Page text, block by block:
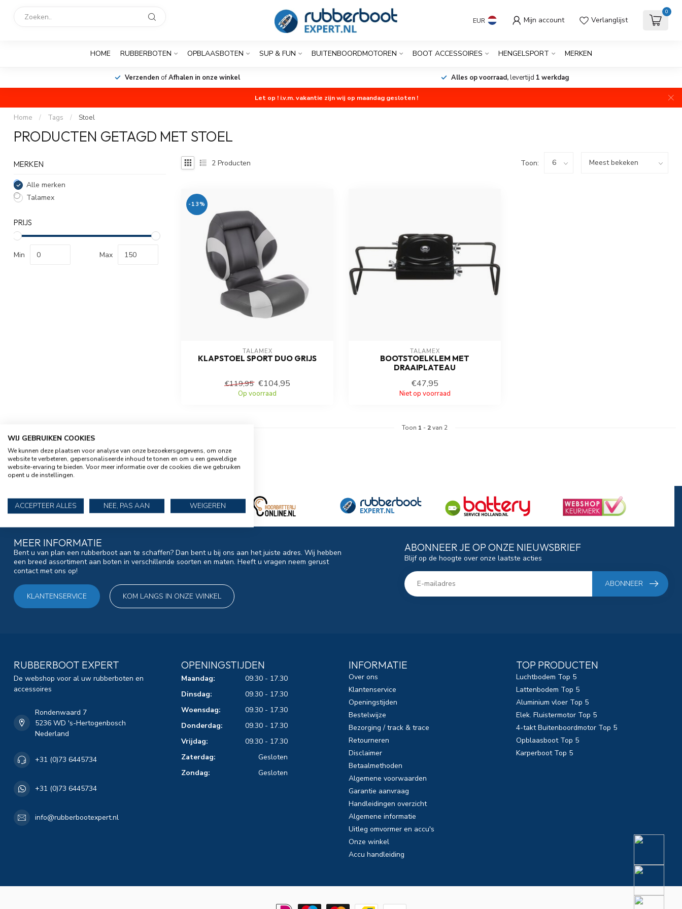
EUR Mijn account Verlanglijst
0
HOME RUBBERBOTEN OPBLAASBOTEN SUP & FUN BUITENBOORDMOTOREN BOOT ACCESSOIRES HENGELSPORT MERKEN
Verzenden ofAfhalen in onze winkel Alles op voorraad,levertijd 1 werkdag
Let op ! i.v.m. vakantie zijn wij op maandag gesloten !
Home / Tags / Stoel
PRODUCTEN GETAGD MET STOEL
MERKEN
Alle merken
Talamex
PRIJS
Min Max
2 Producten Toon:
-13%
TALAMEX
KLAPSTOEL SPORT DUO GRIJS
€119,95 €104,95
Op voorraad
TALAMEX
BOOTSTOELKLEM MET
DRAAIPLATEAU
€47,95
Niet op voorraad
Toon 1 - 2van 2
MEER INFORMATIE
Bent u van plan een rubberboot aan te schaffen? Dan bent u bij ons aan het juiste adres. Wij hebben
een breed assortiment aan boten in verschillende soorten en maten. Heeft u vragen neem gerust
contact met ons op!
KLANTENSERVICE KOM LANGS IN ONZE WINKEL
ABONNEER JE OP ONZE NIEUWSBRIEF
Blijf op de hoogte over onze laatste acties
ABONNEER
RUBBERBOOT EXPERT
De webshop voor al uw rubberboten en
accessoires
Rondenwaard 7
5236 WD 's-Hertogenbosch
Nederland
+31 (0)73 6445734
+31 (0)73 6445734
info@rubberbootexpert.nl
OPENINGSTIJDEN
Maandag:
09.30 - 17.30
Dinsdag:
09.30 - 17.30
Woensdag:
09.30 - 17.30
Donderdag:
09.30 - 17.30
Vrijdag:
09.30 - 17.30
Zaterdag:
Gesloten
Zondag:
Gesloten
INFORMATIE
Over ons
Klantenservice
Openingstijden
Bestelwijze
Bezorging / track & trace
Retourneren
Disclaimer
Betaalmethoden
Algemene voorwaarden
Garantie aanvraag
Handleidingen overzicht
Algemene informatie
Uitleg omvormer en accu's
Onze winkel
Accu handleiding
TOP PRODUCTEN
Luchtbodem Top 5
Lattenbodem Top 5
Aluminium vloer Top 5
Elek. Fluistermotor Top 5
4-takt Buitenboordmotor Top 5
Opblaasboot Top 5
Karperboot Top 5
WIJ GEBRUIKEN COOKIES
We kunnen deze plaatsen voor analyse van onze bezoekersgegevens, om onze
website te verbeteren, gepersonaliseerde inhoud te tonen en om u een geweldige
website-ervaring te bieden. Voor meer informatie over de cookies die we gebruiken
opent u de instellingen.
ACCEPTEER ALLES NEE, PAS AAN WEIGEREN